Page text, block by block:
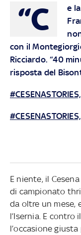
“C
e
con il
Ricciardo. “40
risposta del
E niente, il
di campionato
da oltre un mese,
l’Isernia. E contro il
l’occasione